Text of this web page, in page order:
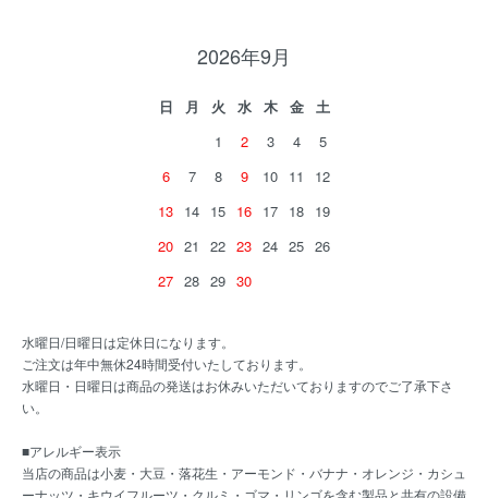
2026年9月
日 月 火 水 木 金
土
1
2 3 4
5
6
7 8 9 10 11
12
13 14 15 16 17 18 19
20 21 22 23 24 25 26
27 28 29 30
水曜日/日曜日は定休日になります。
ご注文は年中無休24時間受付いたしております。
水曜日・日曜日は商品の発送はお休みいただいておりますのでご了承下さ
い。
■アレルギー表示
当店の商品は小麦・大豆・落花生・アーモンド・バナナ・オレンジ・カシュ
ーナッツ・キウイフルーツ・クルミ・ゴマ・リンゴを含む製品と共有の設備